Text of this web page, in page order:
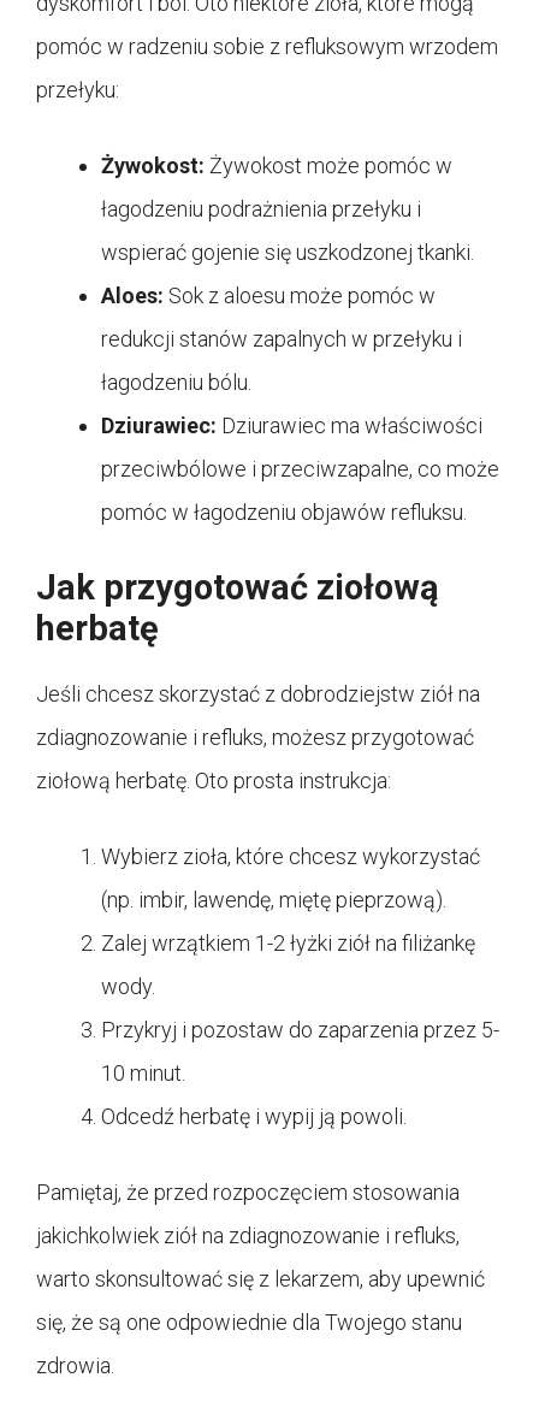
pomóc w radzeniu sobie z refluksowym wrzodem
przełyku:
Żywokost: Żywokost może pomóc w
łagodzeniu podrażnienia przełyku i
wspierać gojenie się uszkodzonej tkanki.
Aloes: Sok z aloesu może pomóc w
redukcji stanów zapalnych w przełyku i
łagodzeniu bólu.
Dziurawiec: Dziurawiec ma właściwości
przeciwbólowe i przeciwzapalne, co może
pomóc w łagodzeniu objawów refluksu.
Jak przygotować ziołową
herbatę
Jeśli chcesz skorzystać z dobrodziejstw ziół na
zdiagnozowanie i refluks, możesz przygotować
ziołową herbatę. Oto prosta instrukcja:
Wybierz zioła, które chcesz wykorzystać
(np. imbir, lawendę, miętę pieprzową).
Zalej wrzątkiem 1-2 łyżki ziół na filiżankę
wody.
Przykryj i pozostaw do zaparzenia przez 5-
10 minut.
Odcedź herbatę i wypij ją powoli.
Pamiętaj, że przed rozpoczęciem stosowania
jakichkolwiek ziół na zdiagnozowanie i refluks,
warto skonsultować się z lekarzem, aby upewnić
się, że są one odpowiednie dla Twojego stanu
zdrowia.